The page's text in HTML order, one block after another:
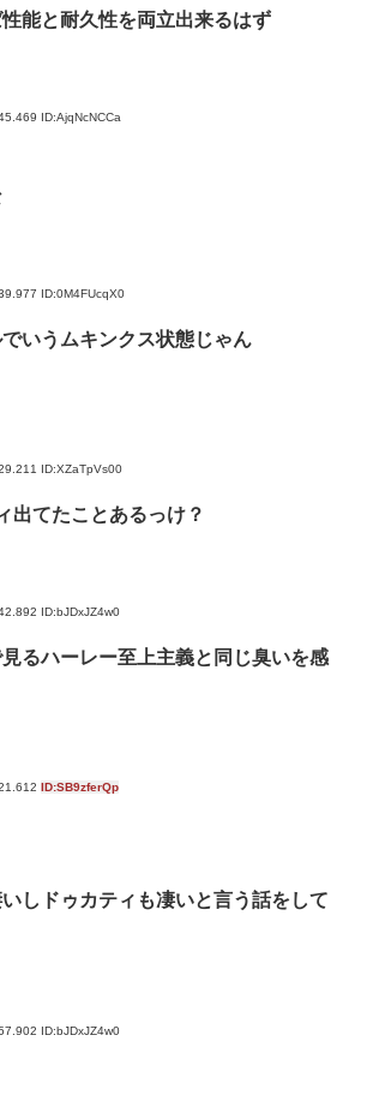
能と耐久性を両立出来るはず
ID:AjqNcNCCa
ID:0M4FUcqX0
でいうムキンクス状態じゃん
ID:XZaTpVs00
出てたことあるっけ？
ID:bJDxJZ4w0
るハーレー至上主義と同じ臭いを感
ID:SB9zferQp
しドゥカティも凄いと言う話をして
ID:bJDxJZ4w0